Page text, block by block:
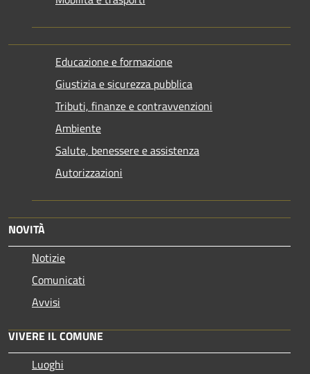
Educazione e formazione
Giustizia e sicurezza pubblica
Tributi, finanze e contravvenzioni
Ambiente
Salute, benessere e assistenza
Autorizzazioni
NOVITÀ
Notizie
Comunicati
Avvisi
VIVERE IL COMUNE
Luoghi